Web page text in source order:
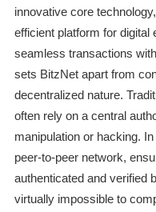
innovative core
efficient platform for digital
seamless transactions
sets BitzNet apart from
decentralized nature.
often rely on a central
manipulation or hacking.
peer-to-peer network,
authenticated and verified
virtually impossible to